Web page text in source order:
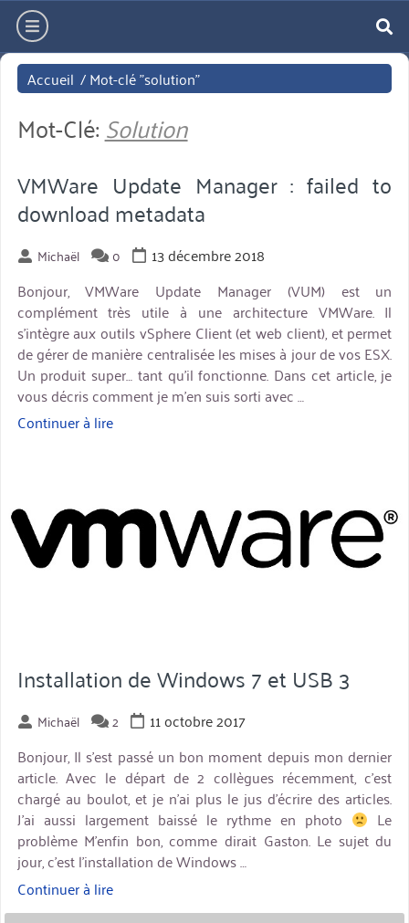
Aller
directement
au
contenu
hamburger
Accueil /Mot-clé "solution"
Mot-Clé: Solution
VMWare Update Manager : failed to
download metadata
Michaël 0
13 décembre 2018
Bonjour, VMWare Update Manager (VUM) est un
complément très utile à une architecture VMWare. Il
s’intègre aux outils vSphere Client (et web client), et permet
de gérer de manière centralisée les mises à jour de vos ESX.
Un produit super… tant qu’il fonctionne. Dans cet article, je
vous décris comment je m’en suis sorti avec …
Continuer à lire« VMWare
failed
to
download
metadata »
Installation de Windows 7 et USB 3
Michaël 2
11 octobre 2017
Bonjour, Il s’est passé un bon moment depuis mon dernier
article. Avec le départ de 2 collègues récemment, c’est
chargé au boulot, et je n’ai plus le jus d’écrire des articles.
J’ai aussi largement baissé le rythme en photo
Le
problème M’enfin bon, comme dirait Gaston. Le sujet du
jour, c’est l’installation de Windows …
Continuer à lire« Installation
de